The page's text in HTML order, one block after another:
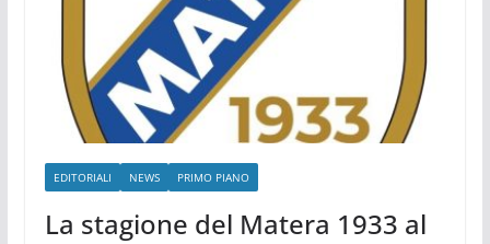
EDITORIALI NEWS PRIMO PIANO
La stagione del Matera 1933 al